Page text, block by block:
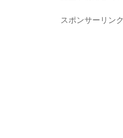
スポンサーリンク